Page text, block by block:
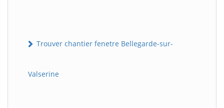
Trouver chantier fenetre Bellegarde-sur-
Valserine